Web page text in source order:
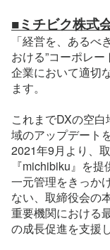
■ミチビク株式
「経営を、ある
おける”コーポレー
企業において適切
ます。
これまでDXの空
域のアップデート
2021年9月より、
『michibiku』を
一元管理をきっか
ない、取締役会の
重要機関における
の成長促進を支援